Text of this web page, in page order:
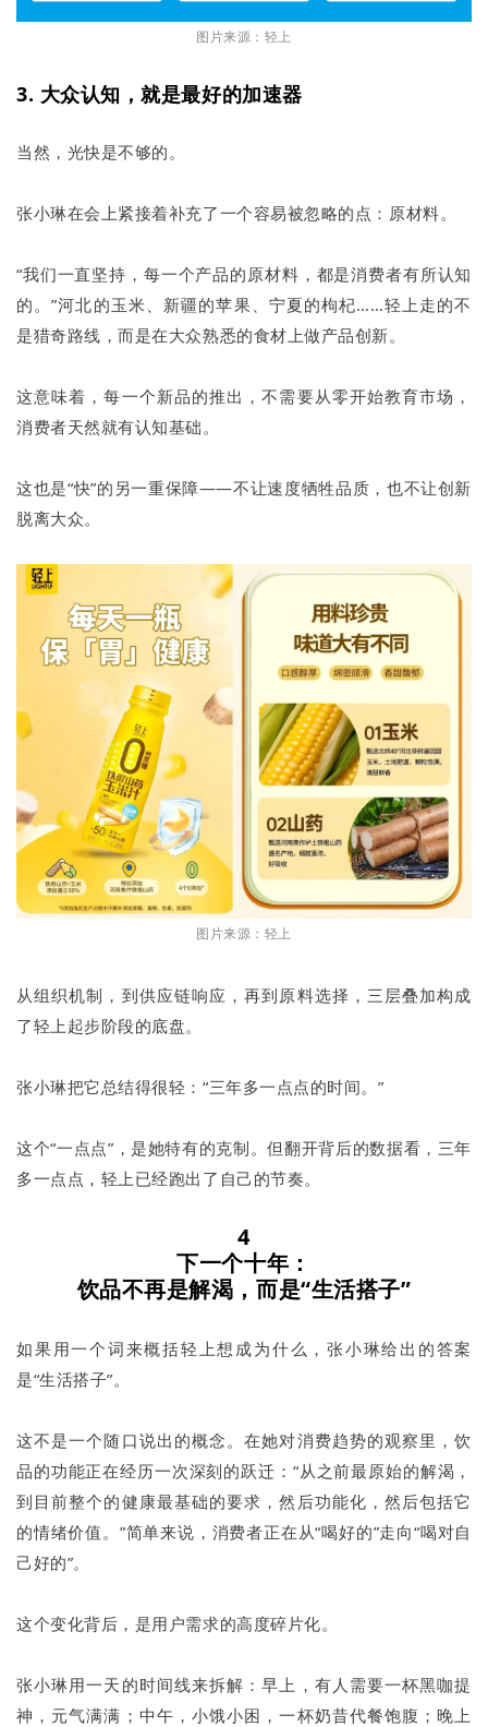
图片来源：轻上
3. 大众认知，就是最好的加速器
当然，光快是不够的。
张小琳在会上紧接着补充了一个容易被忽略的点：原材料。
“我们一直坚持，每一个产品的原材料，都是消费者有所认知
的。”河北的玉米、新疆的苹果、宁夏的枸杞……轻上走的不
是猎奇路线，而是在大众熟悉的食材上做产品创新。
这意味着，每一个新品的推出，不需要从零开始教育市场，
消费者天然就有认知基础。
这也是“快”的另一重保障——不让速度牺牲品质，也不让创新
脱离大众。
图片来源：轻上
从组织机制，到供应链响应，再到原料选择，三层叠加构成
了轻上起步阶段的底盘。
张小琳把它总结得很轻：“三年多一点点的时间。”
这个“一点点”，是她特有的克制。但翻开背后的数据看，三年
多一点点，轻上已经跑出了自己的节奏。
4
下一个十年：
饮品不再是解渴，而是“生活搭子”
如果用一个词来概括轻上想成为什么，张小琳给出的答案
是“生活搭子”。
这不是一个随口说出的概念。在她对消费趋势的观察里，饮
品的功能正在经历一次深刻的跃迁：“从之前最原始的解渴，
到目前整个的健康最基础的要求，然后功能化，然后包括它
的情绪价值。”简单来说，消费者正在从“喝好的”走向“喝对自
己好的”。
这个变化背后，是用户需求的高度碎片化。
张小琳用一天的时间线来拆解：早上，有人需要一杯黑咖提
神，元气满满；中午，小饿小困，一杯奶昔代餐饱腹；晚上